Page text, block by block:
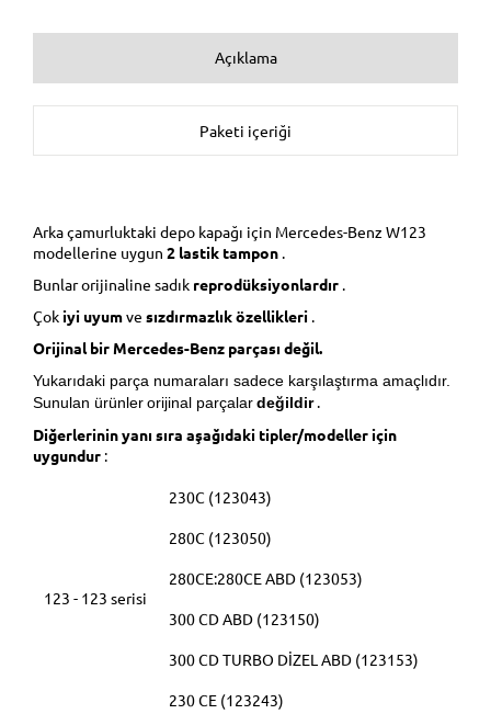
Açıklama
Paketi içeriği
Arka çamurluktaki depo kapağı için Mercedes-Benz W123
modellerine uygun 2 lastik tampon .
Bunlar orijinaline sadık reprodüksiyonlardır .
Çok iyi uyumve sızdırmazlık özellikleri .
Orijinal bir Mercedes-Benz parçası değil.
Yukarıdaki parça numaraları sadece karşılaştırma amaçlıdır.
Sunulan ürünlerorijinal parçalardeğildir.
Diğerlerinin yanı sıra aşağıdaki tipler/modeller için
uygundur :
123 - 123 serisi
230C (123043)
280C (123050)
280CE:280CE ABD (123053)
300 CD ABD (123150)
300 CD TURBO DİZEL ABD (123153)
230 CE (123243)